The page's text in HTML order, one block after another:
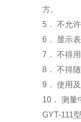
方。
5． 不允
6． 显示
7． 不得
8． 不得
9． 使用
10． 测量
GYT-111